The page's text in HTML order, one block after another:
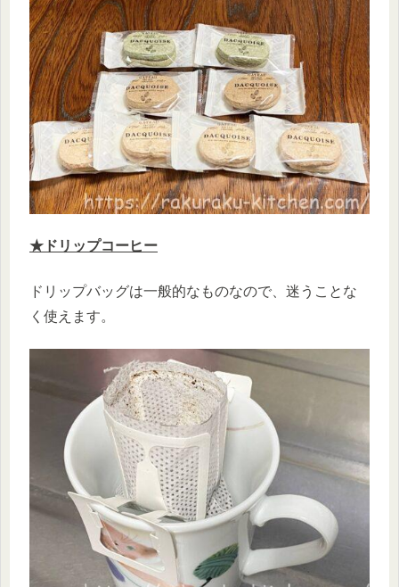
★ドリップコーヒー
ドリップバッグは一般的なものなので、迷うことな
く使えます。